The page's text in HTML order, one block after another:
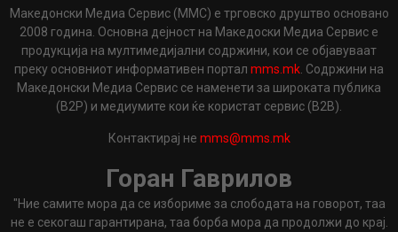
Македонски Медиа Сервис (ММС) е трговско друштво основано
2008 година. Основна дејност на Македоски Медиа Сервис е
продукција на мултимедијални содржини, кои се објавуваат
преку основниот информативен портал mms.mk. Содржини на
Македонски Медиа Сервис се наменети за широката публика
(B2P) и медиумите кои ќе користат сервис (B2B).
Контактирај не mms@mms.mk
Горан Гаврилов
"Ние самите мора да се избориме за слободата на говорот, таа
не е секогаш гарантирана, таа борба мора да продолжи до крај.